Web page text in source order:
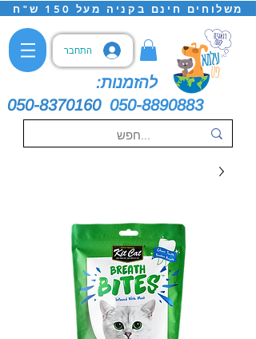
משלוחים חינם בקניה מעל 150 ש"ח
התחבר
להזמנות:
050-8370160 050-8890883